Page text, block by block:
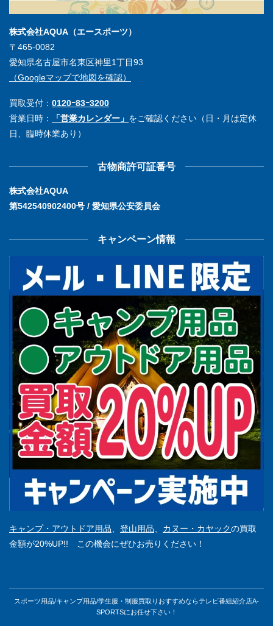
株式会社AQUA（エースポーツ）
〒465-0082
愛知県名古屋市名東区神里1丁目93
（Googleマップで地図を確認）
買取受付： 0120ｰ83ｰ3200
営業日時：
「営業カレンダー」 をご確認ください（日・月は定休
日、臨時休業あり）
古物商許可証番号
株式会社AQUA
第542540902400号 / 愛知県公安委員会
キャンペーン情報
キャンプ・アウトドア用品 登山用品 カヌー・カヤックの買取
金額が20%UP!! この機会にぜひお売りください！
スポーツ用品/キャンプ用品/学生服・制服買取りおすすめならテレビ番組紹介店A-
SPORTSにお任せ下さい！